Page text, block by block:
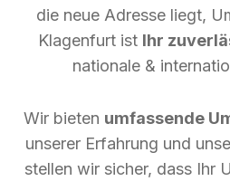
die neue Adresse liegt,
Klagenfurt ist Ihr
nationale &
Wir bieten umfassende
unserer Erfahrung und
stellen wir sicher, dass Ihr